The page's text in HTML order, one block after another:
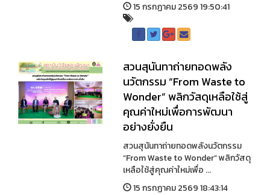
15 กรกฏาคม 2569 19:50:41
สวนสุนันทาถ่ายทอดพลัง
นวัตกรรม “From Waste to
Wonder” พลิกวัสดุเหลือใช้สู่
คุณค่าใหม่เพื่อการพัฒนา
อย่างยั่งยืน
สวนสุนันทาถ่ายทอดพลังนวัตกรรม
“From Waste to Wonder” พลิกวัสดุ
เหลือใช้สู่คุณค่าใหม่เพื่อ ...
15 กรกฏาคม 2569 18:43:14